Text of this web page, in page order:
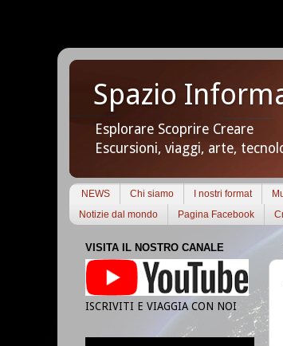
Spazio
Esplorare Scoprire Creare
Escursioni, viaggi, arte,
NEWS Chi siamo I nostri format
Notizie dal mondo
Pagina Facebook
VISITA IL NOSTRO CANALE
ISCRIVITI E VIAGGIA CON NOI